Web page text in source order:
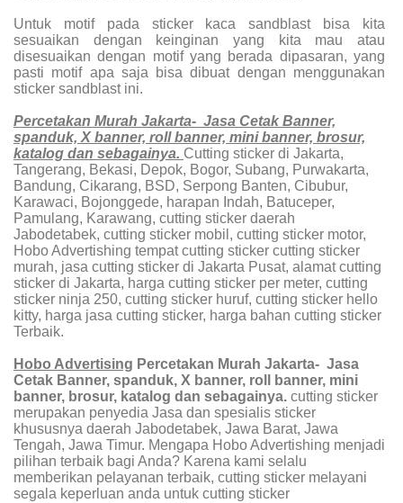
Untuk motif pada sticker kaca sandblast bisa kita
sesuaikan dengan keinginan yang kita mau atau
disesuaikan dengan motif yang berada dipasaran, yang
pasti motif apa saja bisa dibuat dengan menggunakan
sticker sandblast ini.
Percetakan Murah Jakarta- Jasa Cetak Banner,
spanduk, X banner, roll banner, mini banner, brosur,
katalog dan sebagainya. Cutting sticker di Jakarta,
Tangerang, Bekasi, Depok, Bogor, Subang, Purwakarta,
Bandung, Cikarang, BSD, Serpong Banten, Cibubur,
Karawaci, Bojonggede, harapan Indah, Batuceper,
Pamulang, Karawang, cutting sticker daerah
Jabodetabek, cutting sticker mobil, cutting sticker motor,
Hobo Advertishing tempat cutting sticker cutting sticker
murah, jasa cutting sticker di Jakarta Pusat, alamat cutting
sticker di Jakarta, harga cutting sticker per meter, cutting
sticker ninja 250, cutting sticker huruf, cutting sticker hello
kitty, harga jasa cutting sticker, harga bahan cutting sticker
Terbaik.
Hobo Advertising Percetakan Murah Jakarta- Jasa
Cetak Banner, spanduk, X banner, roll banner, mini
banner, brosur, katalog dan sebagainya. cutting sticker
merupakan penyedia Jasa dan spesialis sticker
khususnya daerah Jabodetabek, Jawa Barat, Jawa
Tengah, Jawa Timur. Mengapa Hobo Advertishing menjadi
pilihan terbaik bagi Anda? Karena kami selalu
memberikan pelayanan terbaik, cutting sticker melayani
segala keperluan anda untuk cutting sticker